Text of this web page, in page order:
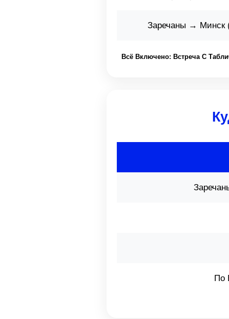
Заречаны → Минск
Всё Включено: Встреча С
По